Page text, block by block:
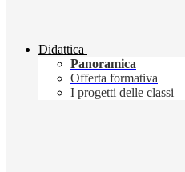
Didattica
Panoramica
Offerta formativa
I progetti delle classi